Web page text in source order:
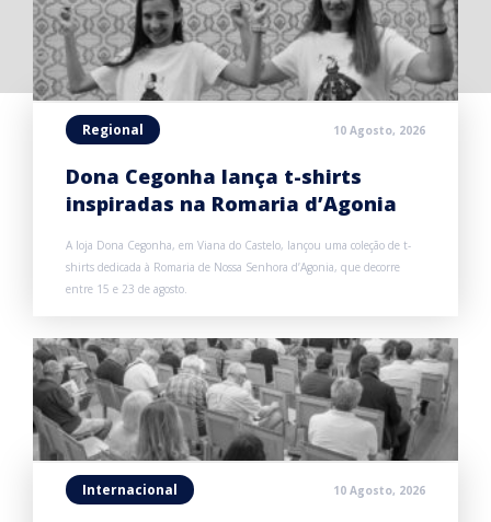
Regional 10 Agosto, 2026
Dona Cegonha lança t-shirts
inspiradas na Romaria d’Agonia
A loja Dona Cegonha, em Viana do Castelo, lançou uma coleção de t-
shirts dedicada à Romaria de Nossa Senhora d’Agonia, que decorre
entre 15 e 23 de agosto.
Internacional 10 Agosto, 2026